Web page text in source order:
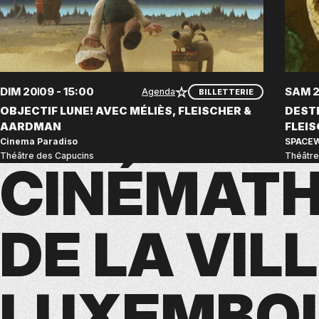
Dimanche 20 septembre 2026 15:00
DIM 20 09 - 15:00 AgendaAJOUTER AUX FAVORIS
BILLETTERIE
OBJECTIF LUNE! AVEC MÉLIÈS, FLEISCHER &
AARDMAN
Cinema Paradiso
Langues :
lieux :
Théâtre des Capucins
SAM
lieux :
DE LA